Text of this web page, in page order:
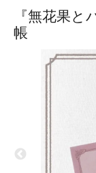
『無花果
帳